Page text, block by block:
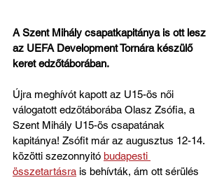
A Szent Mihály csapatkapitánya is ott lesz
az UEFA Development Tornára készülő
keret edzőtáborában.
Újra meghívót kapott az U15-ös női
válogatott edzőtáborába Olasz Zsófia, a
Szent Mihály U15-ös csapatának
kapitánya! Zsófit már az augusztus 12-14.
közötti szezonnyitó budapesti
összetartásra is behívták, ám ott sérülés